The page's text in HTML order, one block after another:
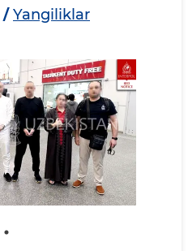
/ Yangiliklar